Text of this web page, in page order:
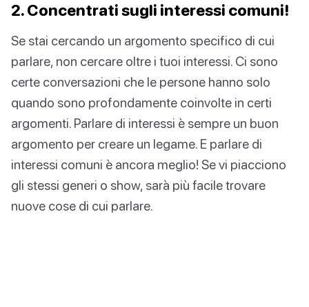
2. Concentrati sugli interessi comuni!
Se stai cercando un argomento specifico di cui
parlare, non cercare oltre i tuoi interessi. Ci sono
certe conversazioni che le persone hanno solo
quando sono profondamente coinvolte in certi
argomenti. Parlare di interessi è sempre un buon
argomento per creare un legame. E parlare di
interessi comuni è ancora meglio! Se vi piacciono
gli stessi generi o show, sarà più facile trovare
nuove cose di cui parlare.